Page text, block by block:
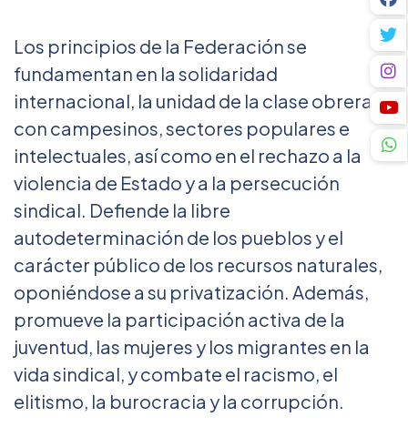
Los principios de la Federación se
fundamentan en la solidaridad
internacional, la unidad de la clase obrera
con campesinos, sectores populares e
intelectuales, así como en el rechazo a la
violencia de Estado y a la persecución
sindical. Defiende la libre
autodeterminación de los pueblos y el
carácter público de los recursos naturales,
oponiéndose a su privatización. Además,
promueve la participación activa de la
juventud, las mujeres y los migrantes en la
vida sindical, y combate el racismo, el
elitismo, la burocracia y la corrupción.